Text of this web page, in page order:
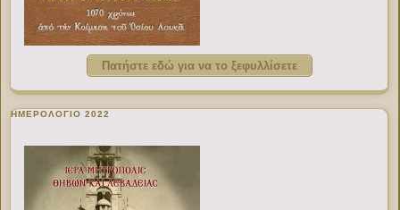
Πατήστε εδώ για να το ξεφυλλίσετε
ΗΜΕΡΟΛΟΓΙΟ 2022